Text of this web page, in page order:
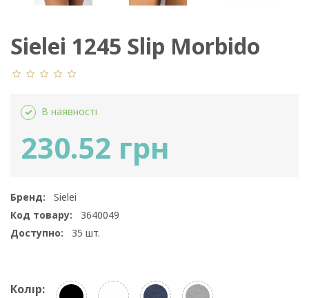
Sielei 1245 Slip Morbido
Cotone
В наявності
230.52 грн
Бренд:
Sielei
Код товару:
3640049
Доступно:
35 шт.
Колір: